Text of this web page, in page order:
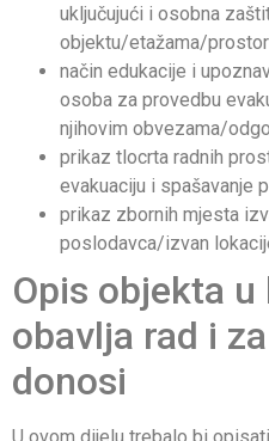
uključujući i osobna
objektu/etažama/
način edukacije i
osoba za provedbu
njihovim obvezama/
prikaz tlocrta radnih
evakuaciju i spašavanje
prikaz zbornih mjesta
poslodavca/izvan
Opis objekta u
obavlja rad i
donosi
U ovom dijelu trebalo bi